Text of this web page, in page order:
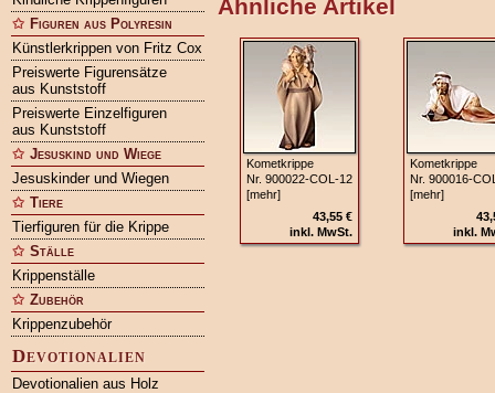
Figuren aus Polyresin
Künstlerkrippen von Fritz Cox
Preiswerte Figurensätze
aus Kunststoff
Preiswerte Einzelfiguren
aus Kunststoff
Jesuskind und Wiege
Jesuskinder und Wiegen
Tiere
Tierfiguren für die Krippe
Ställe
Krippenställe
Zubehör
Krippenzubehör
Devotionalien
Devotionalien aus Holz
Ähnliche Artikel
Kometkrippe
Nr. 900022‑COL‑12
[mehr]
43,55 €
inkl. MwSt.
Kometkrippe
Nr.
[mehr]
inkl.